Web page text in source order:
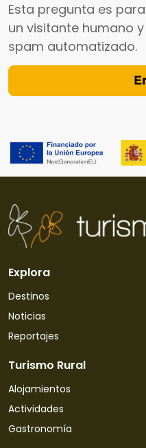
Esta pregunta es
un visitante humano
spam automatizado.
Explora
Destinos
Noticias
Reportajes
Turismo Rural
Alojamientos
Actividades
Gastronomía